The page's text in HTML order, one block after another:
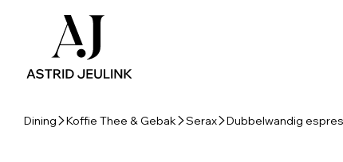
Dining Koffie Thee & Gebak Serax Dubbelwandig